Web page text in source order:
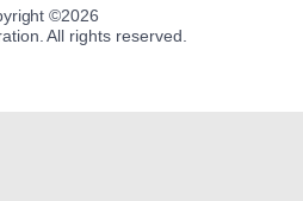
©2026
All rights reserved.